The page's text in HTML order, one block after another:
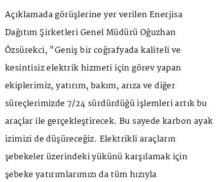
Açıklamada görüşlerine yer verilen Enerjisa
Dağıtım Şirketleri Genel Müdürü Oğuzhan
Özsürekci, "Geniş bir coğrafyada kaliteli ve
kesintisiz elektrik hizmeti için görev yapan
ekiplerimiz, yatırım, bakım, arıza ve diğer
süreçlerimizde 7/24 sürdürdüğü işlemleri artık bu
araçlar ile gerçekleştirecek. Bu sayede karbon ayak
izimizi de düşüreceğiz. Elektrikli araçların
şebekeler üzerindeki yükünü karşılamak için
şebeke yatırımlarımızı da tüm hızıyla